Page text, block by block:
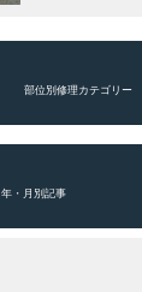
部位別修理カテゴリー
年・月別記事